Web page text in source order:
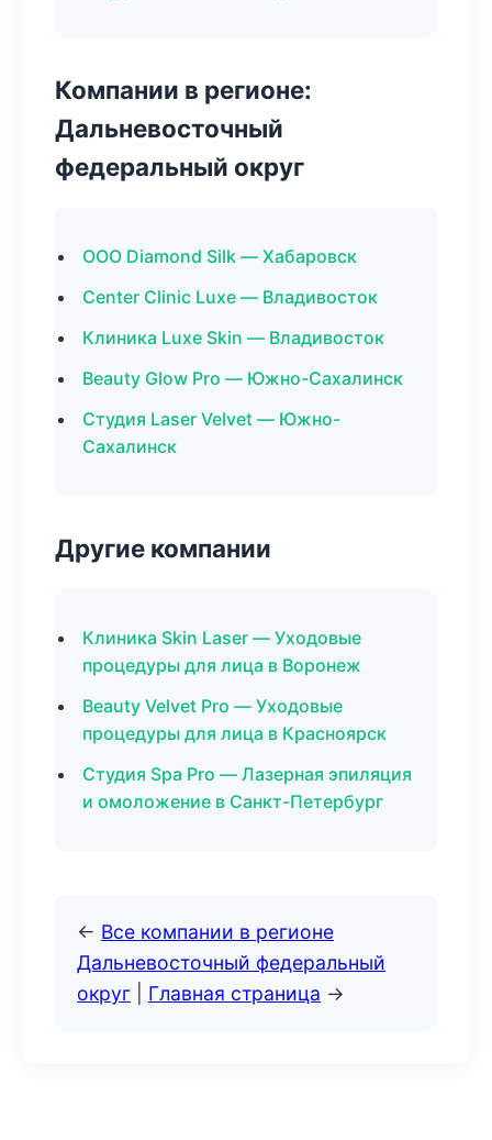
Компании в регионе:
Дальневосточный
федеральный округ
ООО Diamond Silk — Хабаровск
Center Clinic Luxe — Владивосток
Клиника Luxe Skin — Владивосток
Beauty Glow Pro — Южно-Сахалинск
Студия Laser Velvet — Южно-
Сахалинск
Другие компании
Клиника Skin Laser — Уходовые
процедуры для лица в Воронеж
Beauty Velvet Pro — Уходовые
процедуры для лица в Красноярск
Студия Spa Pro — Лазерная эпиляция
и омоложение в Санкт-Петербург
← Все компании в регионе
Дальневосточный федеральный
округ
Главная страница →